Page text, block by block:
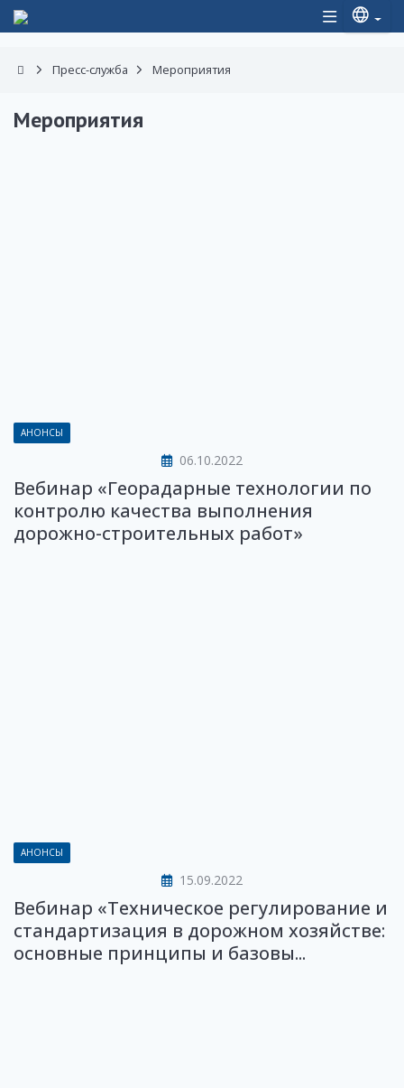
Пресс-служба Мероприятия
Мероприятия
АНОНСЫ
06.10.2022
Вебинар «Георадарные технологии по
контролю качества выполнения
дорожно-строительных работ»
АНОНСЫ
15.09.2022
Вебинар «Техническое регулирование и
стандартизация в дорожном хозяйстве:
основные принципы и базовы...